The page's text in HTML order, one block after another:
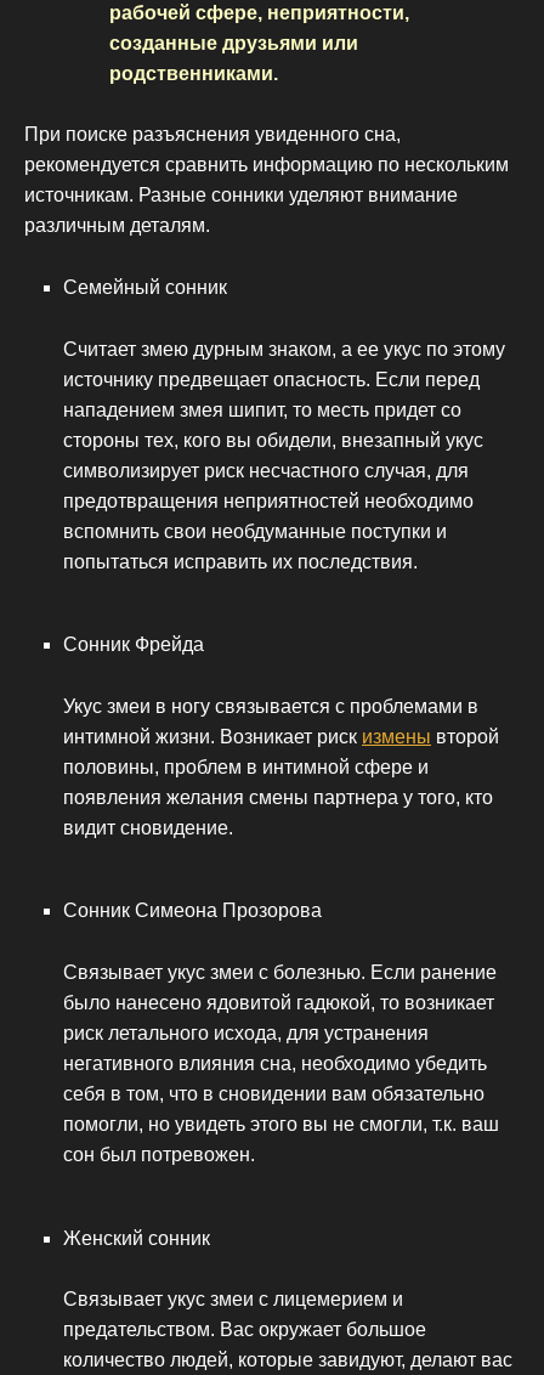
рабочей сфере, неприятности,
созданные друзьями или
родственниками.
При поиске разъяснения увиденного сна,
рекомендуется сравнить информацию по нескольким
источникам. Разные сонники уделяют внимание
различным деталям.
Семейный сонник
Считает змею дурным знаком, а ее укус по этому
источнику предвещает опасность. Если перед
нападением змея шипит, то месть придет со
стороны тех, кого вы обидели, внезапный укус
символизирует риск несчастного случая, для
предотвращения неприятностей необходимо
вспомнить свои необдуманные поступки и
попытаться исправить их последствия.
Cонник Фрейда
Укус змеи в ногу связывается с проблемами в
интимной жизни. Возникает риск измены второй
половины, проблем в интимной сфере и
появления желания смены партнера у того, кто
видит сновидение.
Сонник Симеона Прозорова
Связывает укус змеи с болезнью. Если ранение
было нанесено ядовитой гадюкой, то возникает
риск летального исхода, для устранения
негативного влияния сна, необходимо убедить
себя в том, что в сновидении вам обязательно
помогли, но увидеть этого вы не смогли, т.к. ваш
сон был потревожен.
Женский сонник
Связывает укус змеи с лицемерием и
предательством. Вас окружает большое
количество людей, которые завидуют, делают вас